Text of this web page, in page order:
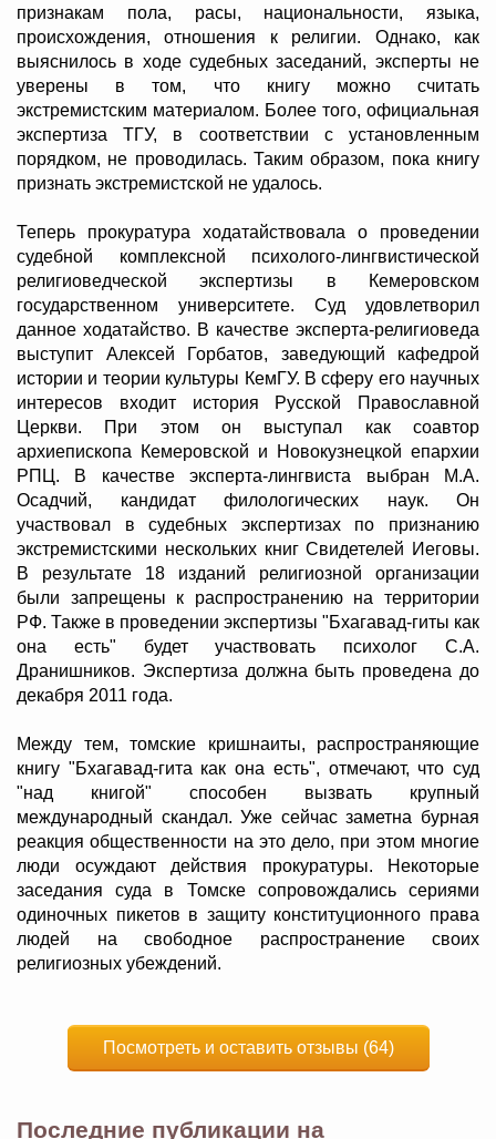
признакам пола, расы, национальности, языка,
происхождения, отношения к религии. Однако, как
выяснилось в ходе судебных заседаний, эксперты не
уверены в том, что книгу можно считать
экстремистским материалом. Более того, официальная
экспертиза ТГУ, в соответствии с установленным
порядком, не проводилась. Таким образом, пока книгу
признать экстремистской не удалось.
Теперь прокуратура ходатайствовала о проведении
судебной комплексной психолого-лингвистической
религиоведческой экспертизы в Кемеровском
государственном университете. Суд удовлетворил
данное ходатайство. В качестве эксперта-религиоведа
выступит Алексей Горбатов, заведующий кафедрой
истории и теории культуры КемГУ. В сферу его научных
интересов входит история Русской Православной
Церкви. При этом он выступал как соавтор
архиепископа Кемеровской и Новокузнецкой епархии
РПЦ. В качестве эксперта-лингвиста выбран М.А.
Осадчий, кандидат филологических наук. Он
участвовал в судебных экспертизах по признанию
экстремистскими нескольких книг Свидетелей Иеговы.
В результате 18 изданий религиозной организации
были запрещены к распространению на территории
РФ. Также в проведении экспертизы "Бхагавад-гиты как
она есть" будет участвовать психолог С.А.
Дранишников. Экспертиза должна быть проведена до
декабря 2011 года.
Между тем, томские кришнаиты, распространяющие
книгу "Бхагавад-гита как она есть", отмечают, что суд
"над книгой" способен вызвать крупный
международный скандал. Уже сейчас заметна бурная
реакция общественности на это дело, при этом многие
люди осуждают действия прокуратуры. Некоторые
заседания суда в Томске сопровождались сериями
одиночных пикетов в защиту конституционного права
людей на свободное распространение своих
религиозных убеждений.
Посмотреть и оставить отзывы (64)
Последние публикации на